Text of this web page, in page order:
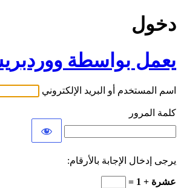
دخول
يعمل بواسطة
اسم المستخدم أو البريد الإلكتروني
كلمة المرور
يرجى إدخال الإجابة بالأرقام:
عشرة + 1 =